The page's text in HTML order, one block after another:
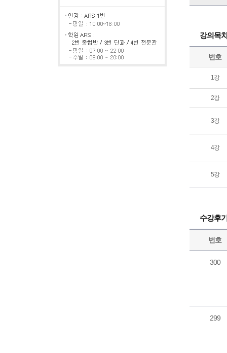
강의목
번호
1강
2강
3강
4강
5강
수강후
번호
300
299